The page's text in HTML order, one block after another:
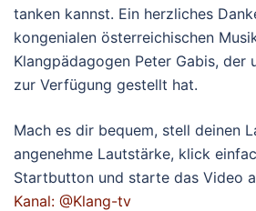
tanken kannst. Ein herzliches
kongenialen österreichischen
Klangpädagogen Peter Gabis, der
zur Verfügung gestellt hat.
Mach es dir bequem, stell deinen
angenehme Lautstärke, klick
Startbutton und starte das Video
Kanal: @Klang-tv